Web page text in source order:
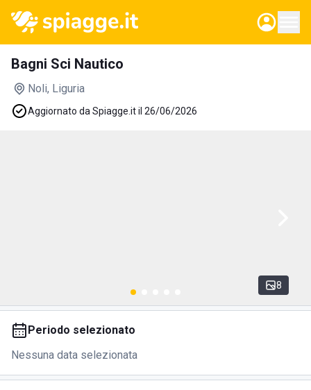
Bagni Sci Nautico
Noli, Liguria
Aggiornato da Spiagge.it il 26/06/2026
8
Periodo selezionato
Nessuna data selezionata